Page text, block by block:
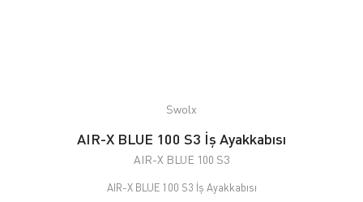
Swolx
AIR-X BLUE 100 S3 İş Ayakkabısı
AIR-X BLUE 100 S3
AIR-X BLUE 100 S3 İş Ayakkabısı